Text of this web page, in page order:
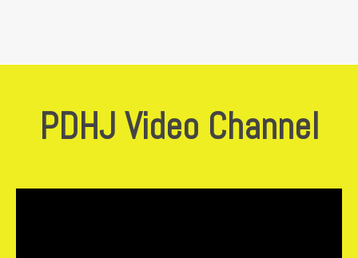
PDHJ Video Channel